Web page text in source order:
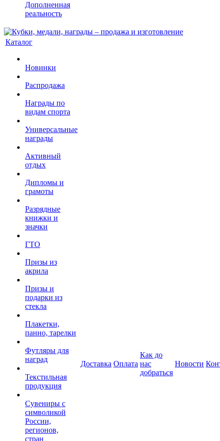
Дополненная
реальность
Каталог
Новинки
Распродажа
Награды по
видам спорта
Универсальные
награды
Активный
отдых
Дипломы и
грамоты
Разрядные
книжки и
значки
ГТО
Призы из
акрила
Призы и
подарки из
стекла
Плакетки,
панно, тарелки
Футляры для
наград
Текстильная
продукция
Сувениры с
символикой
России,
регионов,
стран
Доставка Оплата
Как до
нас
добраться
Новости